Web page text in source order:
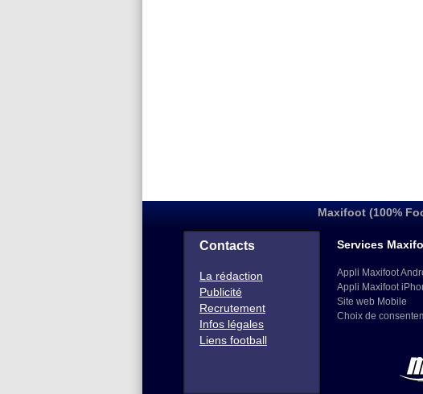
Maxifoot (100%
Contacts
La rédaction
Publicité
Recrutement
Infos légales
Liens football
Services
Appli Maxifoot
Appli Maxifoot
Site web Mobile
Choix de